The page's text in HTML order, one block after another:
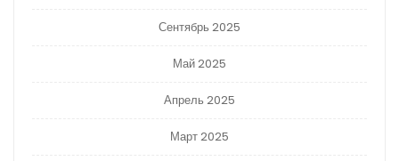
Сентябрь 2025
Май 2025
Апрель 2025
Март 2025